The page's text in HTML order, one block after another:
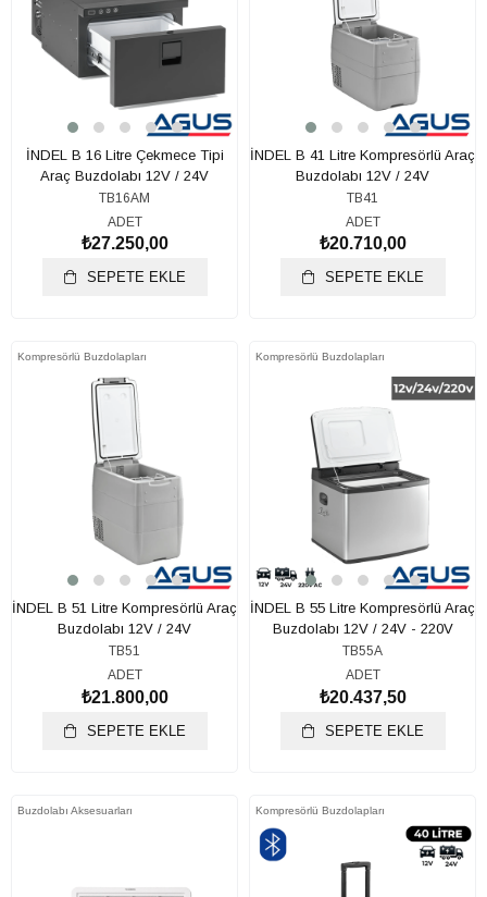
İNDEL B 16 Litre Çekmece Tipi
Araç Buzdolabı 12V / 24V
TB16AM
ADET
₺27.250,00
SEPETE EKLE
İNDEL B 41 Litre Kompresörlü Araç
Buzdolabı 12V / 24V
TB41
ADET
₺20.710,00
SEPETE EKLE
Kompresörlü Buzdolapları
İNDEL B 51 Litre Kompresörlü Araç
Buzdolabı 12V / 24V
TB51
ADET
₺21.800,00
SEPETE EKLE
Kompresörlü Buzdolapları
İNDEL B 55 Litre Kompresörlü Araç
Buzdolabı 12V / 24V - 220V
TB55A
ADET
₺20.437,50
SEPETE EKLE
Buzdolabı Aksesuarları Kompresörlü Buzdolapları